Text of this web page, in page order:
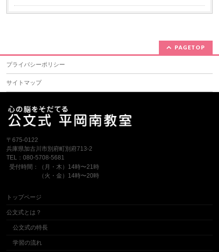
PAGETOP
プライバシーポリシー
サイトマップ
〒675-0122
兵庫県加古川市別府町別府713-2
TEL：080-5708-5681
受付時間：（月・木）14時〜21時
（火・金）14時〜20時
トップページ
公文式とは？
公文式の特長
学習の流れ